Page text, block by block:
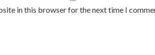
in this browser for the next time I